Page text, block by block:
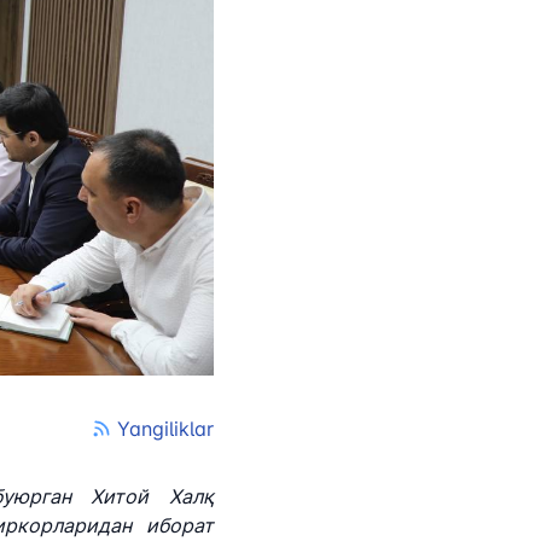
рақами
47-09
йўллари
рақами
200-02-04
67-68
Yangiliklar
Хитой Халқ
иборат